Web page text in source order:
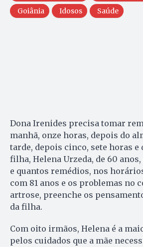
Goiânia
Idosos Saúde
Dona Irenides precisa tomar
manhã, onze horas, depois do
tarde, depois cinco, sete horas e
filha, Helena Urzeda, de 60
e quantos remédios, nos
com 81 anos e os problemas no
artrose, preenche os
da filha.
Com oito irmãos, Helena é a
pelos cuidados que a mãe